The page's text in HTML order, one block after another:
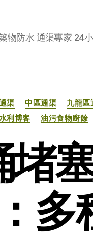
物防水 通渠專家 24
渠 中區通渠 九龍區
利博客
油污食物廚餘
堵
多